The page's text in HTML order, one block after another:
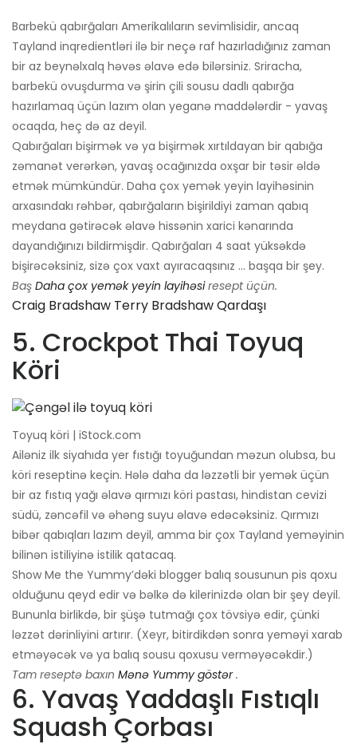
Barbekü qabırğaları Amerikalıların sevimlisidir, ancaq
Tayland inqredientləri ilə bir neçə raf hazırladığınız zaman
bir az beynəlxalq həvəs əlavə edə bilərsiniz. Sriracha,
barbekü ovuşdurma və şirin çili sousu dadlı qabırğa
hazırlamaq üçün lazım olan yeganə maddələrdir - yavaş
ocaqda, heç də az deyil.
Qabırğaları bişirmək və ya bişirmək xırtıldayan bir qabığa
zəmanət verərkən, yavaş ocağınızda oxşar bir təsir əldə
etmək mümkündür. Daha çox yemək yeyin layihəsinin
arxasındakı rəhbər, qabırğaların bişirildiyi zaman qabıq
meydana gətirəcək əlavə hissənin xarici kənarında
dayandığınızı bildirmişdir. Qabırğaları 4 saat yüksəkdə
bişirəcəksiniz, sizə çox vaxt ayıracaqsınız ... başqa bir şey.
Baş Daha çox yemək yeyin layihəsiresept üçün.
Craig Bradshaw Terry Bradshaw Qardaşı
5. Crockpot Thai Toyuq
Köri
Toyuq köri | iStock.com
Ailəniz ilk siyahıda yer fıstığı toyuğundan məzun olubsa, bu
köri reseptinə keçin. Hələ daha da ləzzətli bir yemək üçün
bir az fıstıq yağı əlavə qırmızı köri pastası, hindistan cevizi
südü, zəncəfil və əhəng suyu əlavə edəcəksiniz. Qırmızı
bibər qabıqları lazım deyil, amma bir çox Tayland yeməyinin
bilinən istiliyinə istilik qatacaq.
Show Me the Yummy’dəki blogger balıq sousunun pis qoxu
olduğunu qeyd edir və bəlkə də kilerinizdə olan bir şey deyil.
Bununla birlikdə, bir şüşə tutmağı çox tövsiyə edir, çünki
ləzzət dərinliyini artırır. (Xeyr, bitirdikdən sonra yeməyi xarab
etməyəcək və ya balıq sousu qoxusu verməyəcəkdir.)
Tam reseptə baxın Mənə Yummy göstər.
6. Yavaş Yaddaşlı Fıstıqlı
Squash Çorbası